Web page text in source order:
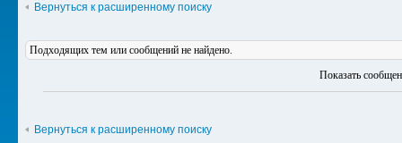
Вернуться к расширенному поиску
Подходящих тем или сообщений не найдено.
Показать
Вернуться к расширенному поиску